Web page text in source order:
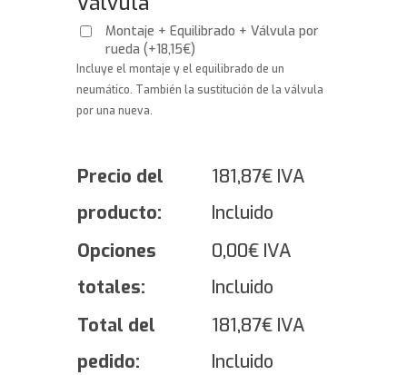
Montaje + Equilibrado + Válvula por
rueda(+18,15€)
Incluye el montaje y el equilibrado de un
neumático. También la sustitución de la válvula
por una nueva.
Precio del
producto:
181,87€ IVA
Incluido
Opciones
totales:
0,00€ IVA
Incluido
Total del
pedido:
181,87€ IVA
Incluido